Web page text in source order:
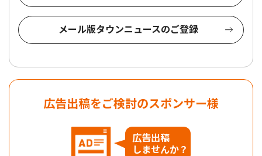
メール版タウンニュースのご登録
広告出稿をご検討のスポンサー様
広告出稿
しませんか？